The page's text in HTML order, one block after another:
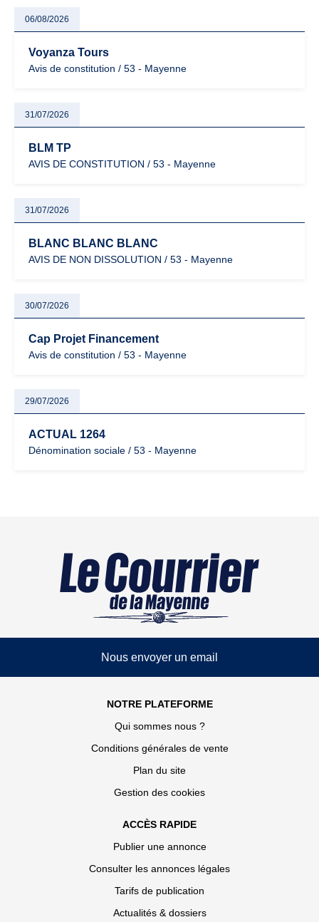
06/08/2026
Voyanza Tours
Avis de constitution / 53 - Mayenne
31/07/2026
BLM TP
AVIS DE CONSTITUTION / 53 - Mayenne
31/07/2026
BLANC BLANC BLANC
AVIS DE NON DISSOLUTION / 53 - Mayenne
30/07/2026
Cap Projet Financement
Avis de constitution / 53 - Mayenne
29/07/2026
ACTUAL 1264
Dénomination sociale / 53 - Mayenne
Nous envoyer un email
NOTRE PLATEFORME
Qui sommes nous ?
Conditions générales de vente
Plan du site
Gestion des cookies
ACCÈS RAPIDE
Publier une annonce
Consulter les annonces légales
Tarifs de publication
Actualités & dossiers